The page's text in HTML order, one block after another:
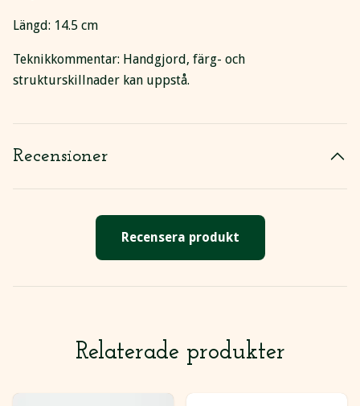
Längd: 14.5 cm
Teknikkommentar: Handgjord, färg- och
strukturskillnader kan uppstå.
Recensioner
Recensera produkt
Relaterade produkter